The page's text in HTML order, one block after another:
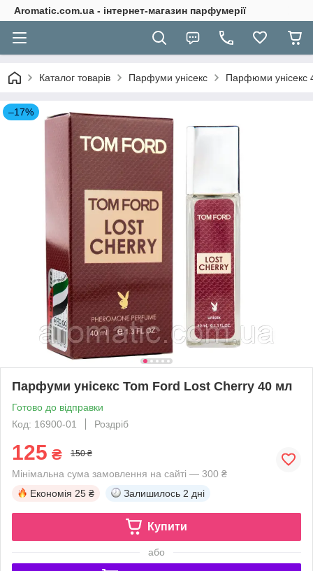
Aromatic.com.ua - інтернет-магазин парфумерії
Каталог товарів Парфуми унісекс Парфюми унісекс
–17%
Парфуми унісекс Tom Ford Lost Cherry 40 мл
Готово до відправки
Код: 16900-01
Роздріб
125 ₴ 150 ₴
Мінімальна сума замовлення на сайті — 300 ₴
Економія 25 ₴ Залишилось 2 дні
Купити
або